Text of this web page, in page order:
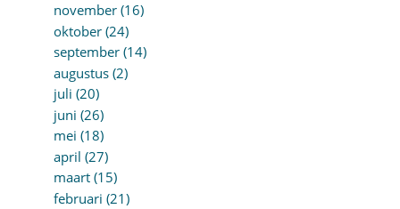
november (16)
oktober (24)
september (14)
augustus (2)
juli (20)
juni (26)
mei (18)
april (27)
maart (15)
februari (21)